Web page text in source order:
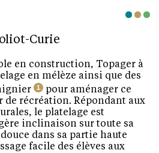
Curie
en construction, Topager à
en mélèze ainsi que des
1 pour aménager ce
de récréation. Répondant aux
le platelage est
inclinaison sur toute sa
dans sa partie haute
facile des élèves aux